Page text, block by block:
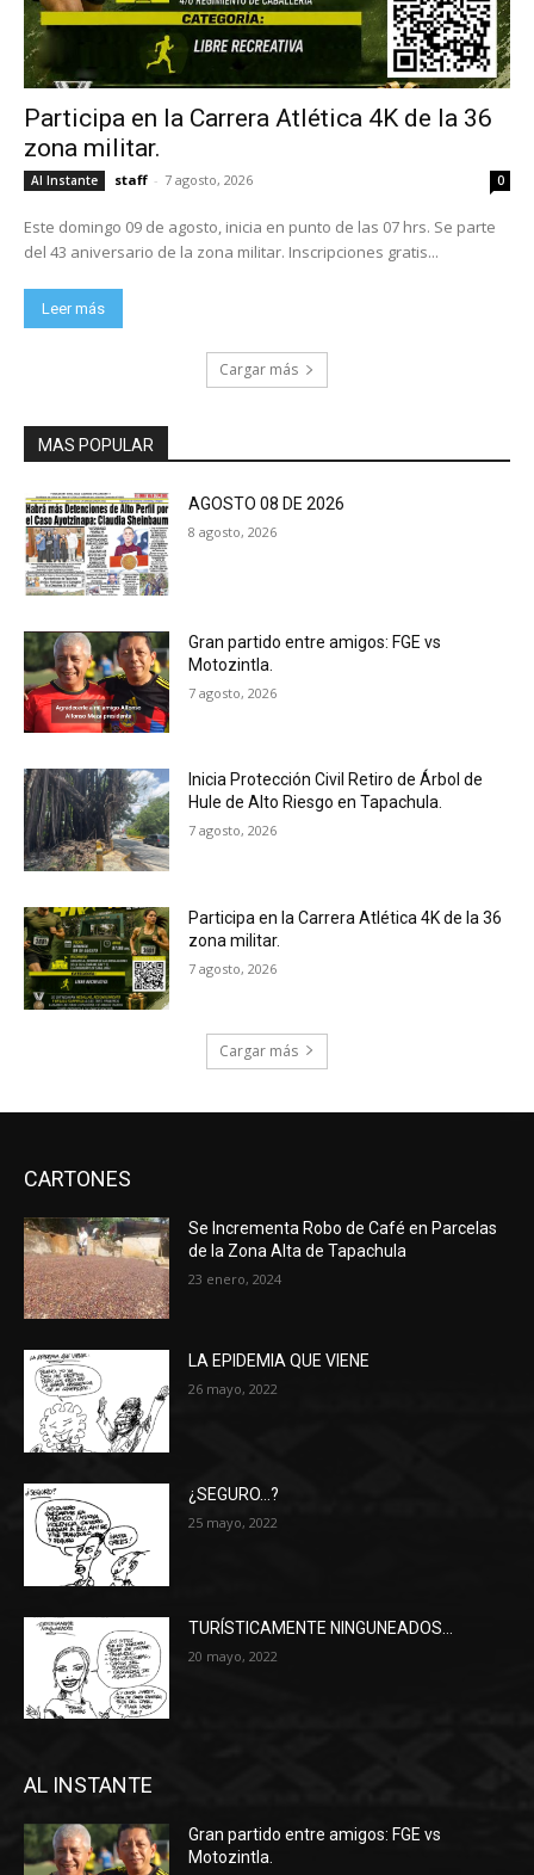
Participa en la Carrera Atlética 4K de la 36
zona militar.
Al Instante staff - 7 agosto, 2026 0
Este domingo 09 de agosto, inicia en punto de las 07 hrs. Se parte
del 43 aniversario de la zona militar. Inscripciones gratis...
Leer más
Cargar más
MAS POPULAR
AGOSTO 08 DE 2026
8 agosto, 2026
Gran partido entre amigos: FGE vs
Motozintla.
7 agosto, 2026
Inicia Protección Civil Retiro de Árbol de
Hule de Alto Riesgo en Tapachula.
7 agosto, 2026
Participa en la Carrera Atlética 4K de la 36
zona militar.
7 agosto, 2026
Cargar más
CARTONES
Se Incrementa Robo de Café en Parcelas
de la Zona Alta de Tapachula
23 enero, 2024
LA EPIDEMIA QUE VIENE
26 mayo, 2022
¿SEGURO…?
25 mayo, 2022
TURÍSTICAMENTE NINGUNEADOS…
20 mayo, 2022
AL INSTANTE
Gran partido entre amigos: FGE vs
Motozintla.